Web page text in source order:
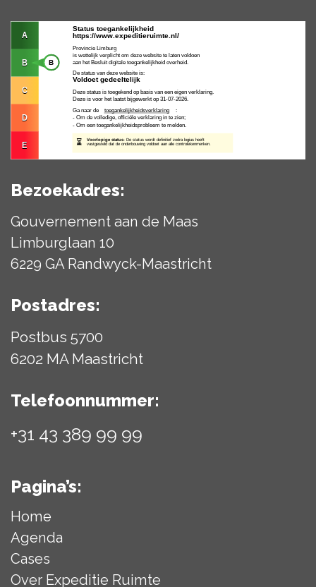
Bezoekadres:
Gouvernement aan de Maas
Limburglaan 10
6229 GA Randwyck-Maastricht
Postadres:
Postbus 5700
6202 MA Maastricht
Telefoonnummer:
+31 43 389 99 99
Pagina’s:
Home
Agenda
Cases
Over Expeditie Ruimte